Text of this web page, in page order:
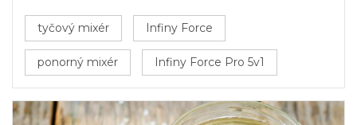
tyčový mixér Infiny Force
ponorný mixér Infiny Force Pro 5v1